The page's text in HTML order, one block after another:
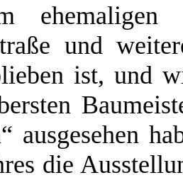
ehemaligen
und
ist, und
ausgesehen
die